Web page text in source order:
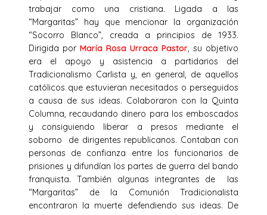
trabajar como una cristiana. Ligada a las
“Margaritas” hay que mencionar la organización
“Socorro Blanco”, creada a principios de 1933.
Dirigida por María Rosa Urraca Pastor , su objetivo
era el apoyo y asistencia a partidarios del
Tradicionalismo Carlista y, en general, de aquellos
católicos que estuvieran necesitados o perseguidos
a causa de sus ideas. Colaboraron con la Quinta
Columna, recaudando dinero para los emboscados
y consiguiendo liberar a presos mediante el
soborno de dirigentes republicanos. Contaban con
personas de confianza entre los funcionarios de
prisiones y difundían los partes de guerra del bando
franquista. También algunas integrantes de las
“Margaritas” de la Comunión Tradicionalista
encontraron la muerte defendiendo sus ideas. De